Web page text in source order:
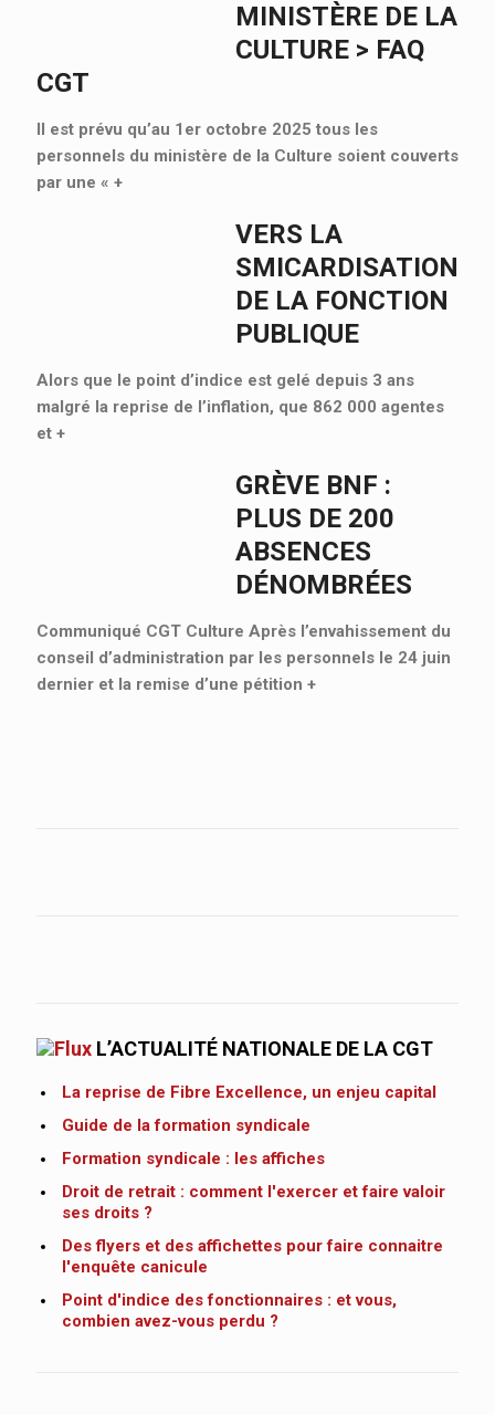
MINISTÈRE DE LA
CULTURE > FAQ
CGT
Il est prévu qu’au 1er octobre 2025 tous les
personnels du ministère de la Culture soient couverts
par une « +
VERS LA
SMICARDISATION
DE LA FONCTION
PUBLIQUE
Alors que le point d’indice est gelé depuis 3 ans
malgré la reprise de l’inflation, que 862 000 agentes
et +
GRÈVE BNF :
PLUS DE 200
ABSENCES
DÉNOMBRÉES
Communiqué CGT Culture Après l’envahissement du
conseil d’administration par les personnels le 24 juin
dernier et la remise d’une pétition +
L’ACTUALITÉ NATIONALE DE LA CGT
La reprise de Fibre Excellence, un enjeu capital
Guide de la formation syndicale
Formation syndicale : les affiches
Droit de retrait : comment l'exercer et faire valoir
ses droits ?
Des flyers et des affichettes pour faire connaitre
l'enquête canicule
Point d'indice des fonctionnaires : et vous,
combien avez-vous perdu ?